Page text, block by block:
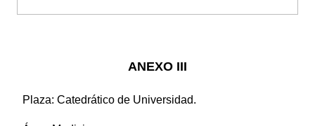
ANEXO III
Plaza: Catedrático de Universidad.